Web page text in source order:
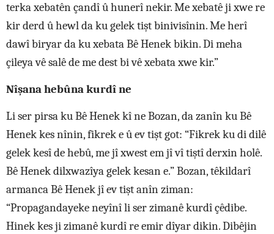
terka xebatên çandî û hunerî nekir. Me xebatê ji xwe re
kir derd û hewl da ku gelek tişt binivisînin. Me herî
dawî biryar da ku xebata Bê Henek bikin. Di meha
çileya vê salê de me dest bi vê xebata xwe kir.”
Nîşana hebûna kurdî ne
Li ser pirsa ku Bê Henek kî ne Bozan, da zanîn ku Bê
Henek kes nînin, fikrek e û ev tişt got: “Fikrek ku di dilê
gelek kesî de hebû, me jî xwest em jî vî tiştî derxin holê.
Bê Henek dilxwazîya gelek kesan e.” Bozan, têkildarî
armanca Bê Henek jî ev tişt anîn ziman:
“Propagandayeke neyînî li ser zimanê kurdî çêdibe.
Hinek kes ji zimanê kurdî re emir dîyar dikin. Dibêjin